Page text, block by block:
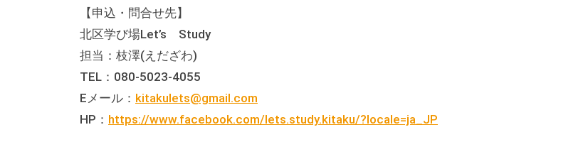
ま
す
。
場
所
は
【申込・問合せ先】
北区学び場Let’s Study
担当：枝澤(えだざわ)
TEL：080-5023-4055
Eメール： kitakulets@gmail.com
HP： https://www.facebook.com/lets.study.kitaku/?locale=ja_JP